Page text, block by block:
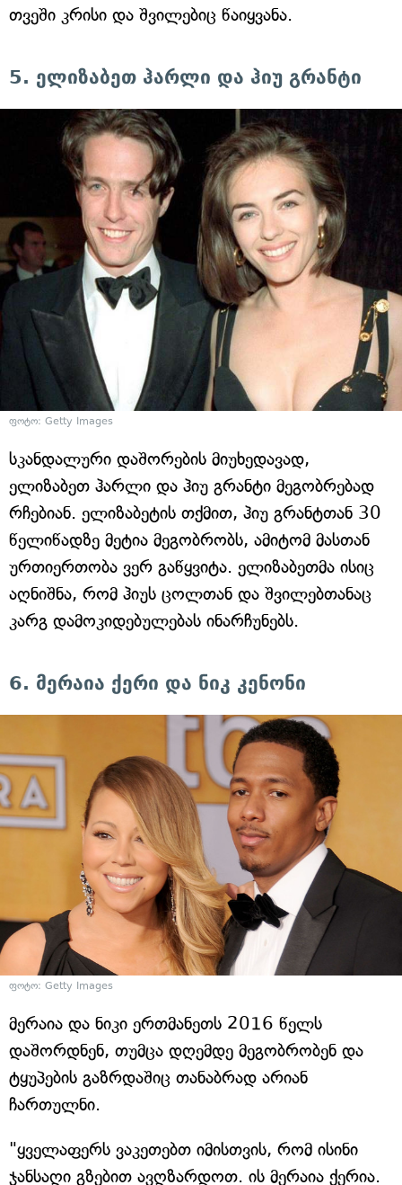
თვეში კრისი და შვილებიც წაიყვანა.
5. ელიზაბეთ ჰარლი და ჰიუ გრანტი
ფოტო: Getty Images
სკანდალური დაშორების მიუხედავად,
ელიზაბეთ ჰარლი და ჰიუ გრანტი მეგობრებად
რჩებიან. ელიზაბეტის თქმით, ჰიუ გრანტთან 30
წელიწადზე მეტია მეგობრობს, ამიტომ მასთან
ურთიერთობა ვერ გაწყვიტა. ელიზაბეთმა ისიც
აღნიშნა, რომ ჰიუს ცოლთან და შვილებთანაც
კარგ დამოკიდებულებას ინარჩუნებს.
6. მერაია ქერი და ნიკ კენონი
ფოტო: Getty Images
მერაია და ნიკი ერთმანეთს 2016 წელს
დაშორდნენ, თუმცა დღემდე მეგობრობენ და
ტყუპების გაზრდაშიც თანაბრად არიან
ჩართულნი.
"ყველაფერს ვაკეთებთ იმისთვის, რომ ისინი
ჯანსაღი გზებით ავღზარდოთ. ის მერაია ქერია.